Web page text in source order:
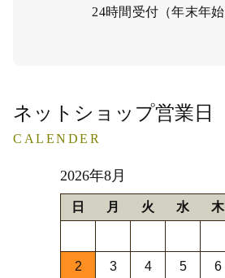
24時間受付（年末年始
ネットショップ営業日
CALENDER
2026年8月
日 月 火 水 木
2 3 4 5 6